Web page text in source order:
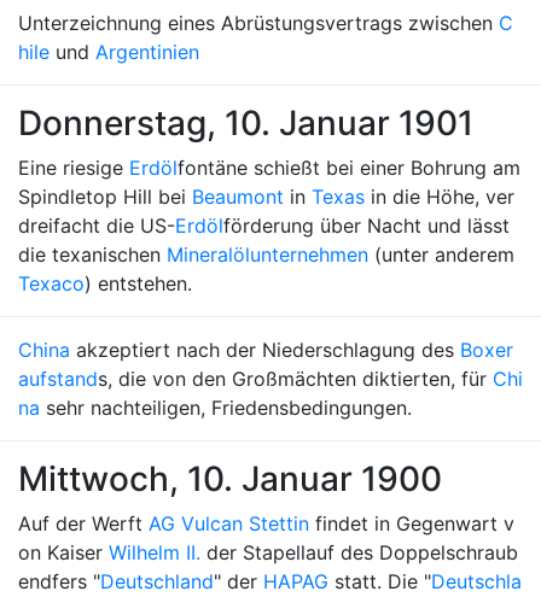
Unterzeichnung eines Abrüstungsvertrags zwischen C
hile und Argentinien
Donnerstag, 10. Januar 1901
Eine riesige Erdölfontäne schießt bei einer Bohrung am
Spindletop Hill bei Beaumont in Texas in die Höhe, ver
dreifacht die US-Erdölförderung über Nacht und lässt
die texanischen Mineralölunternehmen (unter anderem
Texaco) entstehen.
China akzeptiert nach der Niederschlagung des Boxer
aufstands, die von den Großmächten diktierten, für Chi
na sehr nachteiligen, Friedensbedingungen.
Mittwoch, 10. Januar 1900
Auf der Werft AG Vulcan Stettin findet in Gegenwart v
on Kaiser Wilhelm II. der Stapellauf des Doppelschraub
endfers "Deutschland" der HAPAG statt. Die "Deutschla